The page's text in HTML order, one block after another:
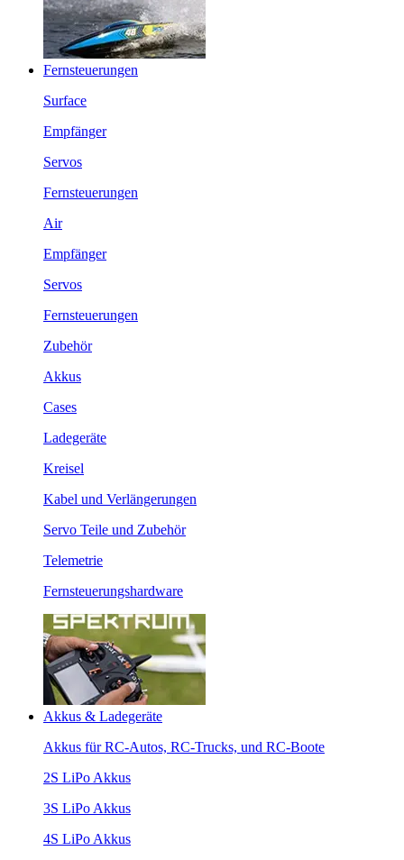
Fernsteuerungen
Surface
Empfänger
Servos
Fernsteuerungen
Air
Empfänger
Servos
Fernsteuerungen
Zubehör
Akkus
Cases
Ladegeräte
Kreisel
Kabel und Verlängerungen
Servo Teile und Zubehör
Telemetrie
Fernsteuerungshardware
Akkus & Ladegeräte
Akkus für RC-Autos, RC-Trucks, und RC-Boote
2S LiPo Akkus
3S LiPo Akkus
4S LiPo Akkus